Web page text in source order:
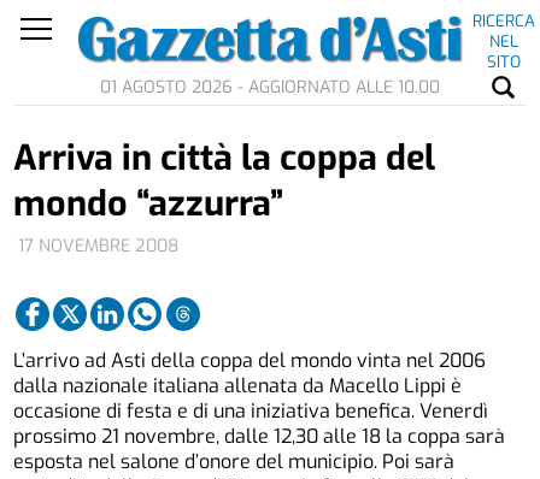
RICERCA
NEL
SITO
01 AGOSTO 2026 - AGGIORNATO ALLE 10.00
17 NOVEMBRE 2008
Arriva in città la coppa del
mondo “azzurra”
L’arrivo ad Asti della coppa del mondo vinta nel 2006
dalla nazionale italiana allenata da Macello Lippi è
occasione di festa e di una iniziativa benefica. Venerdì
prossimo 21 novembre, dalle 12,30 alle 18 la coppa sarà
esposta nel salone d’onore del municipio. Poi sarà